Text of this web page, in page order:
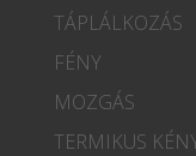
TÁPLÁLKOZÁS
FÉNY
MOZGÁS
TERMIKUS